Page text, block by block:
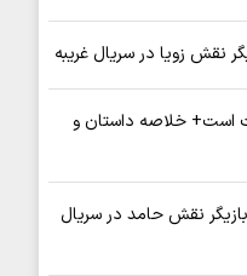
نقش زویا در سریال غریبه
است+ خلاصه داستان و
نقش حامد در سریال